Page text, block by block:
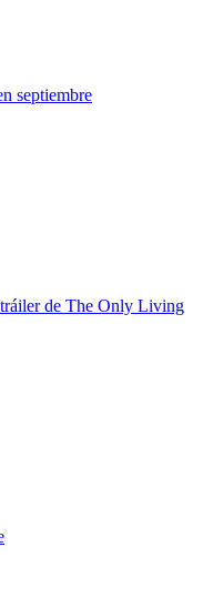
septiembre
tráiler de The Only Living